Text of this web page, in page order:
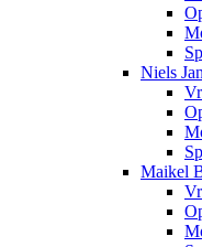
Niels
Maikel